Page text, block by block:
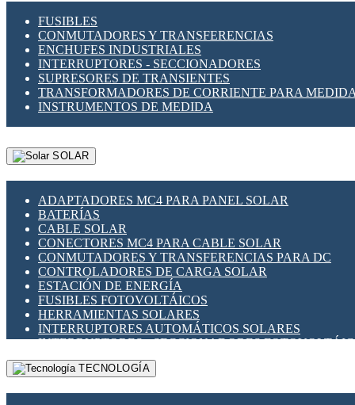
FUSIBLES
CONMUTADORES Y TRANSFERENCIAS
ENCHUFES INDUSTRIALES
INTERRUPTORES - SECCIONADORES
SUPRESORES DE TRANSIENTES
TRANSFORMADORES DE CORRIENTE PARA
INSTRUMENTOS DE MEDIDA
SOLAR
ADAPTADORES MC4 PARA PANEL SOLAR
BATERÍAS
CABLE SOLAR
CONECTORES MC4 PARA CABLE SOLAR
CONMUTADORES Y TRANSFERENCIAS PARA DC
CONTROLADORES DE CARGA SOLAR
ESTACIÓN DE ENERGÍA
FUSIBLES FOTOVOLTÁICOS
HERRAMIENTAS SOLARES
INTERRUPTORES AUTOMÁTICOS SOLARES
INTERRUPTORES - SECCIONADORES
MONTAJE PANEL SOLAR
PORTA FUSIBLES Y SECCIONADORES
TECNOLOGÍA